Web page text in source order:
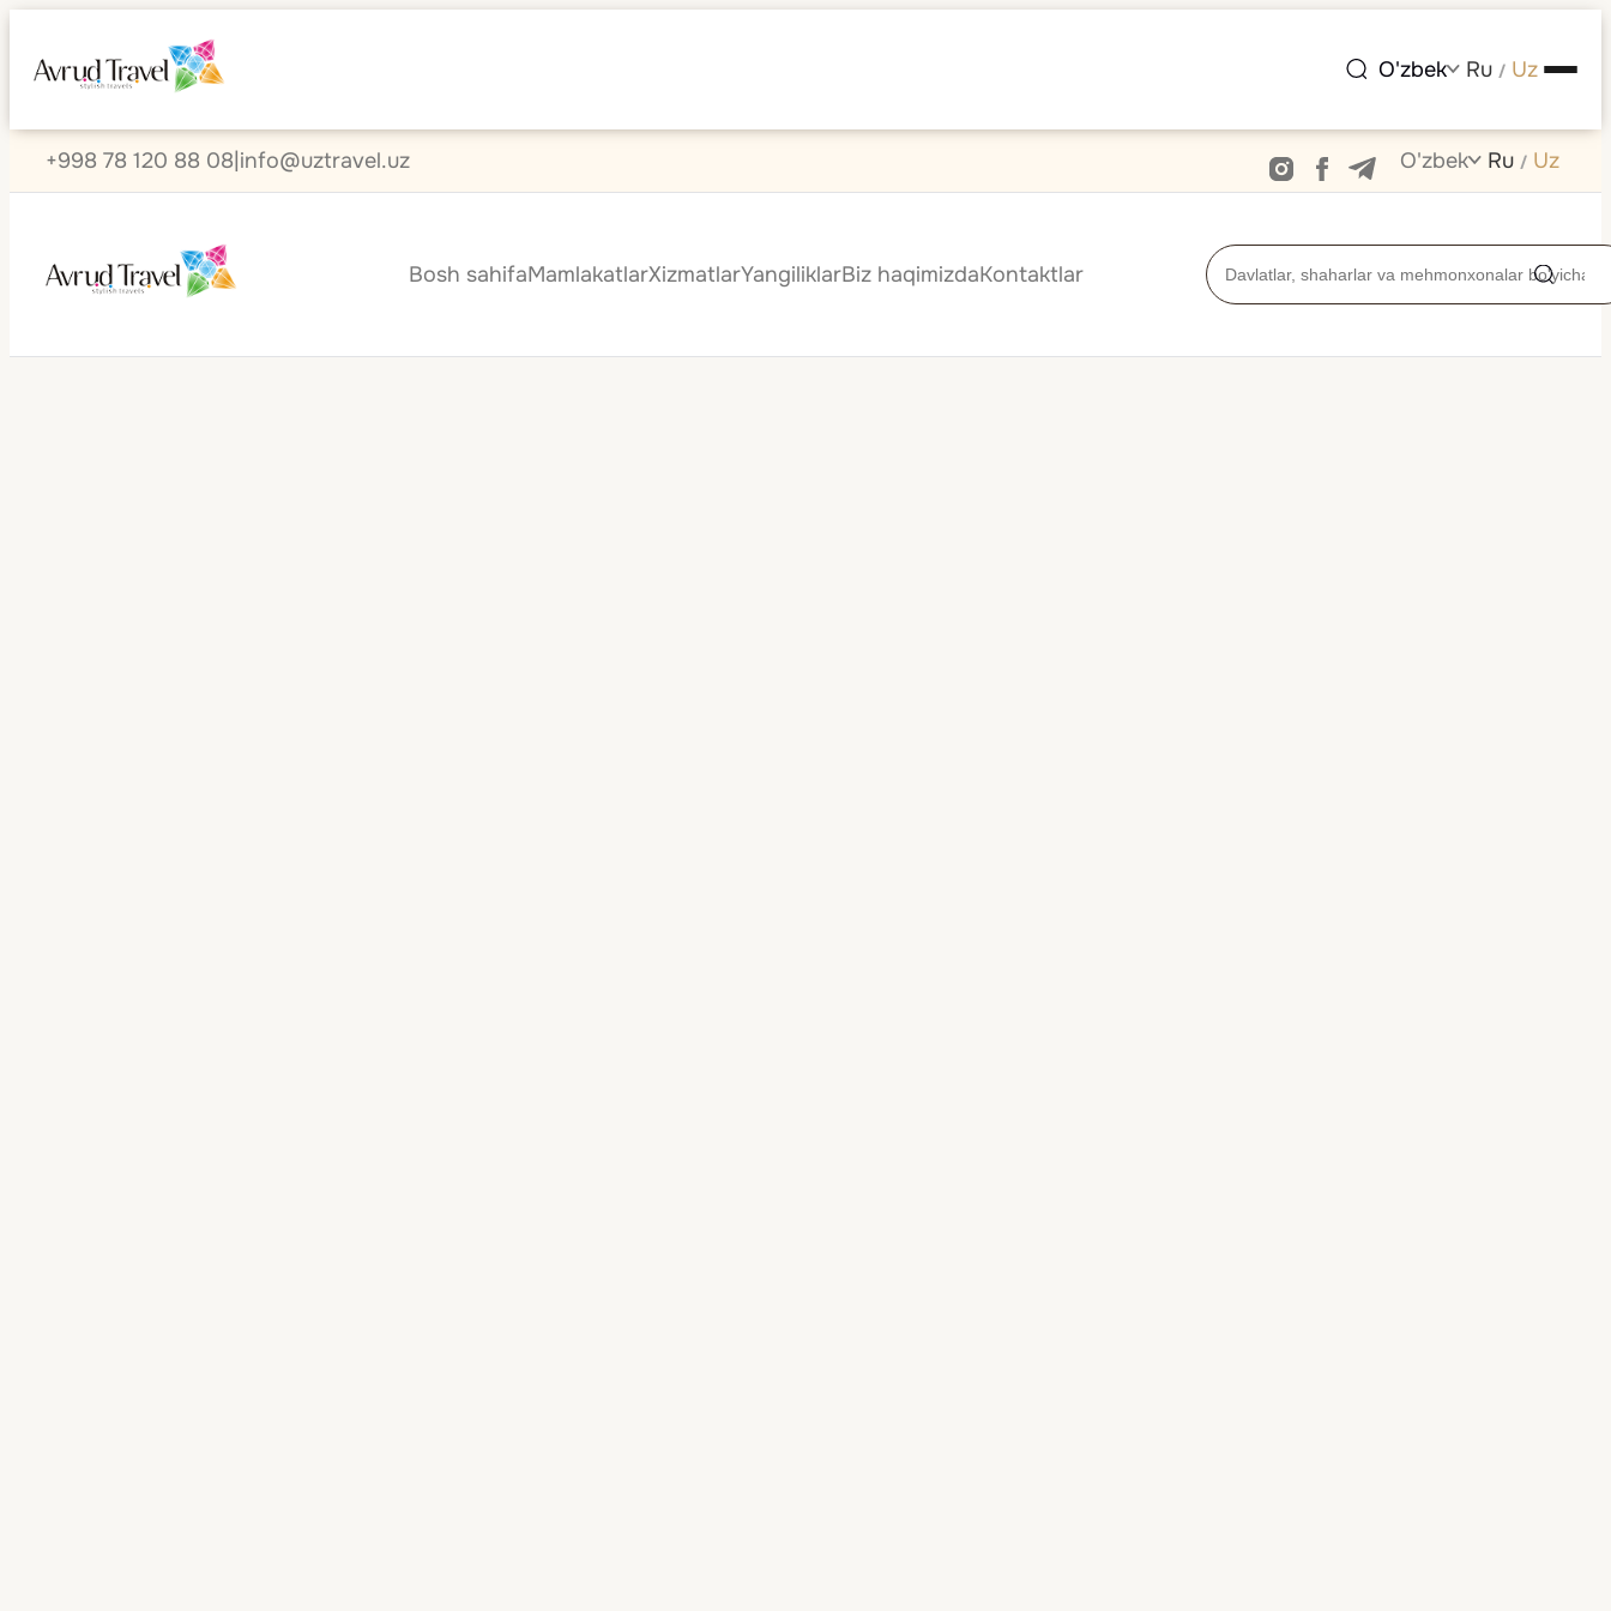
O'zbek Ru / Uz
+998 78 120 88 08 info@uztravel.uz O'zbek Ru / Uz
Bosh sahifaMamlakatlarXizmatlarYangiliklarBiz haqimizdaKontaktlar